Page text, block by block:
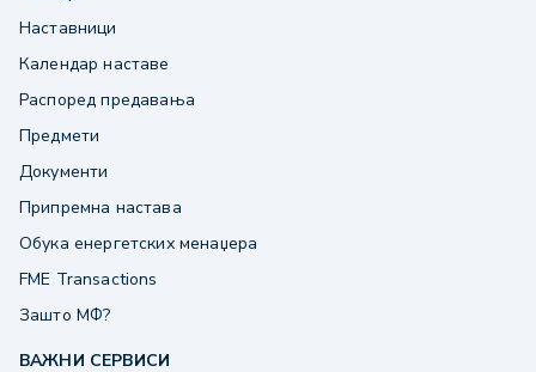
Наставници
Календар наставе
Распоред предавања
Предмети
Документи
Припремна настава
Обука енергетских менаџера
FME Transactions
Зашто МФ?
ВАЖНИ СЕРВИСИ